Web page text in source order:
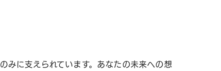
みに支えられています。あなたの未来への想